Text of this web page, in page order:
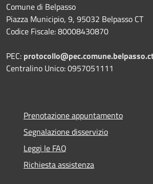
Comune di Belpasso
Piazza Municipio, 9, 95032 Belpasso CT
Codice Fiscale: 80008430870
PEC:
Centralino Unico: 0957051111
Prenotazione appuntamento
Segnalazione disservizio
Leggi le FAQ
Richiesta assistenza